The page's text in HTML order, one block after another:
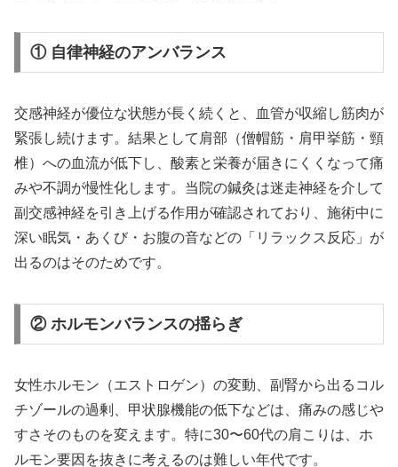
① 自律神経のアンバランス
交感神経が優位な状態が長く続くと、血管が収縮し筋肉が
緊張し続けます。結果として肩部（僧帽筋・肩甲挙筋・頸
椎）への血流が低下し、酸素と栄養が届きにくくなって痛
みや不調が慢性化します。当院の鍼灸は迷走神経を介して
副交感神経を引き上げる作用が確認されており、施術中に
深い眠気・あくび・お腹の音などの「リラックス反応」が
出るのはそのためです。
② ホルモンバランスの揺らぎ
女性ホルモン（エストロゲン）の変動、副腎から出るコル
チゾールの過剰、甲状腺機能の低下などは、痛みの感じや
すさそのものを変えます。特に30〜60代の肩こりは、ホ
ルモン要因を抜きに考えるのは難しい年代です。